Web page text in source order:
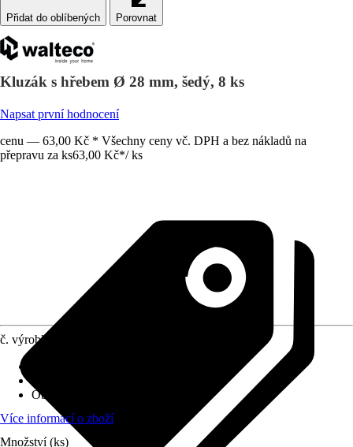
Porovnat
Kluzák s hřebem Ø 28 mm, šedý, 8 ks
Napsat první hodnocení
cenu — 63,00 Kč * Všechny ceny vč. DPH a bez nákladů na
přepravu za ks63,00 Kč*/ ks
č. výrobku
Obsah
Více informací o zboží
Množství (ks)